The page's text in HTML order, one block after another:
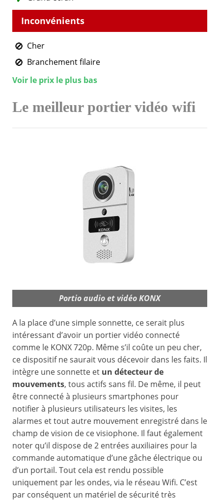
Cher
Branchement filaire
Voir le prix le plus bas
Le meilleur portier vidéo wifi
Portio audio et vidéo KONX
A la place d’une simple sonnette, ce serait plus
intéressant d’avoir un portier vidéo connecté
comme le KONX 720p. Même s’il coûte un peu cher,
ce dispositif ne saurait vous décevoir dans les faits. Il
intègre une sonnette et un détecteur de
mouvements, tous actifs sans fil. De même, il peut
être connecté à plusieurs smartphones pour
notifier à plusieurs utilisateurs les visites, les
alarmes et tout autre mouvement enregistré dans le
champ de vision de ce visiophone. Il faut également
noter qu’il dispose de 2 entrées auxiliaires pour la
commande automatique d’une gâche électrique ou
d’un portail. Tout cela est rendu possible
uniquement par les ondes, via le réseau Wifi. C’est
par conséquent un matériel de sécurité très